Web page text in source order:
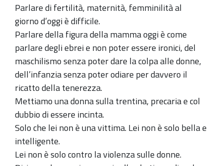
Parlare di fertilità, maternità, femminilità al
giorno d’oggi è difficile.
Parlare della figura della mamma oggi è come
parlare degli ebrei e non poter essere ironici, del
maschilismo senza poter dare la colpa alle donne,
dell’infanzia senza poter odiare per davvero il
ricatto della tenerezza.
Mettiamo una donna sulla trentina, precaria e col
dubbio di essere incinta.
Solo che lei non è una vittima. Lei non è solo bella e
intelligente.
Lei non è solo contro la violenza sulle donne.